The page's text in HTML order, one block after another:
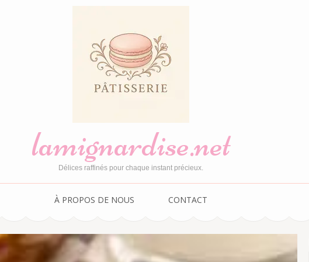
lamignardise.net
Délices raffinés pour chaque instant précieux.
À PROPOS DE NOUS CONTACT